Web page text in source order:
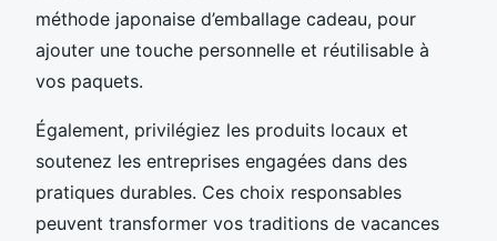
méthode japonaise d’emballage cadeau, pour
ajouter une touche personnelle et réutilisable à
vos paquets.
Également, privilégiez les produits locaux et
soutenez les entreprises engagées dans des
pratiques durables. Ces choix responsables
peuvent transformer vos traditions de vacances